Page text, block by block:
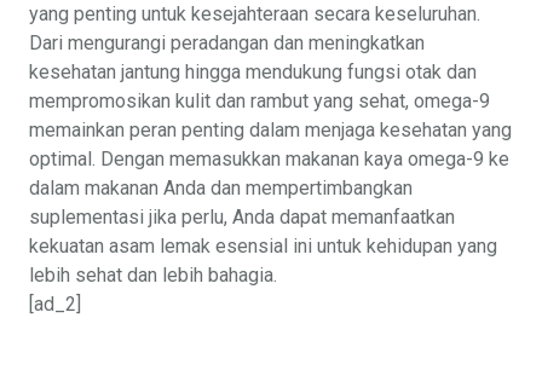
yang penting untuk kesejahteraan secara keseluruhan.
Dari mengurangi peradangan dan meningkatkan
kesehatan jantung hingga mendukung fungsi otak dan
mempromosikan kulit dan rambut yang sehat, omega-9
memainkan peran penting dalam menjaga kesehatan yang
optimal. Dengan memasukkan makanan kaya omega-9 ke
dalam makanan Anda dan mempertimbangkan
suplementasi jika perlu, Anda dapat memanfaatkan
kekuatan asam lemak esensial ini untuk kehidupan yang
lebih sehat dan lebih bahagia.
[ad_2]